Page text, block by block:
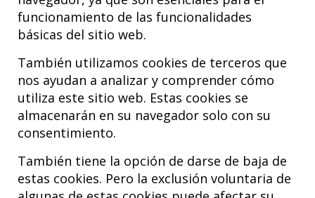
funcionamiento de las funcionalidades
básicas del sitio web.
También utilizamos cookies de terceros que
nos ayudan a analizar y comprender cómo
utiliza este sitio web. Estas cookies se
almacenarán en su navegador solo con su
consentimiento.
También tiene la opción de darse de baja de
estas cookies. Pero la exclusión voluntaria de
Hospital MiKS Ospitalea
C/ Duque de Wellington, 33
01010 - Vitoria-Gasteiz
Tel. +34 945 252 077